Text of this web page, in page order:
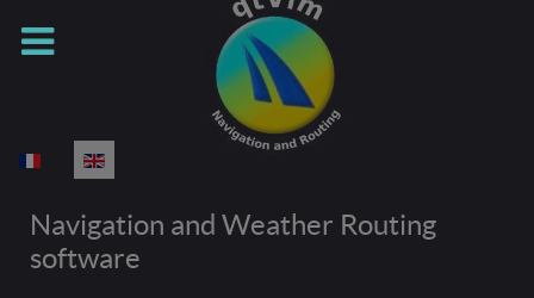
Select your language
Navigation and Weather Routing
software